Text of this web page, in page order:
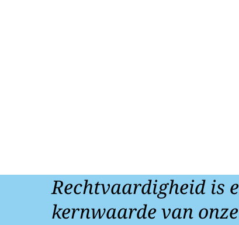
Rechtvaardigheid is
kernwaarde van